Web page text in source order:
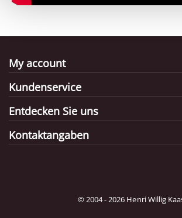
My account
Kundenservice
Entdecken Sie uns
Kontaktangaben
© 2004 - 2026 Henri Willig